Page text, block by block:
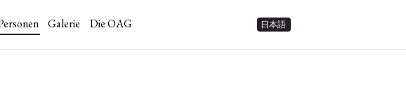
Galerie Die OAG 日本語